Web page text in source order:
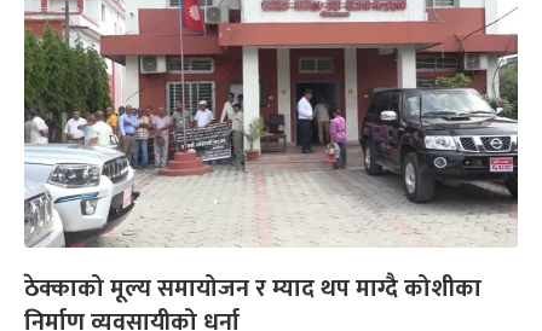
ठेक्काको मूल्य समायोजन र म्याद थप माग्दै कोशीका
निर्माण व्यवसायीको धर्ना